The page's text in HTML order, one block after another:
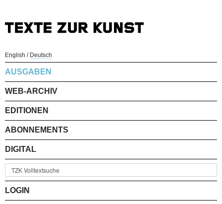
English / Deutsch
AUSGABEN
WEB-ARCHIV
EDITIONEN
ABONNEMENTS
DIGITAL
LOGIN